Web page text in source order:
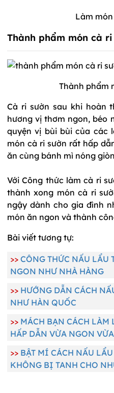
Làm
Thành phẩm món cà ri
Thành phẩm
Cà ri sườn sau khi hoàn
hương vị thơm ngon, béo
quyện vị bùi bùi của các
món cà ri sườn rất hấp
ăn cùng bánh mì nóng
Với Công thức làm cà ri
thành xong món cà ri
ngậy dành cho gia đình
món ăn ngon và thành
Bài viết tương tự:
>> CÔNG THỨC NẤU LẨU
NGON NHƯ NHÀ HÀNG
>> HƯỚNG DẪN CÁCH
NHƯ HÀN QUỐC
>> MÁCH BẠN CÁCH
HẤP DẪN VỪA NGON
>> BẬT MÍ CÁCH NẤU
KHÔNG BỊ TANH CHO